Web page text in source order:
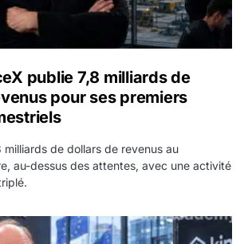
publie 7,8 milliards de
pour ses premiers
milliards de dollars de revenus au
au-dessus des attentes, avec une activité
311 milliards de dollars de fonds